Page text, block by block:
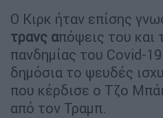
Ο Κιρκ ήταν επίσης
τρανς απόψεις του και
πανδημίας του Covid-
δημόσια το ψευδές
που κέρδισε ο Τζο
από τον Τραμπ.